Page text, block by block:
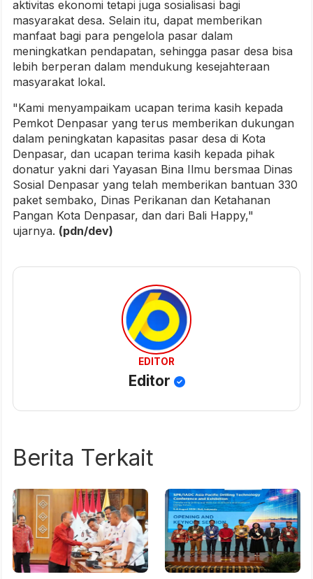
aktivitas ekonomi tetapi juga sosialisasi bagi
masyarakat desa. Selain itu, dapat memberikan
manfaat bagi para pengelola pasar dalam
meningkatkan pendapatan, sehingga pasar desa bisa
lebih berperan dalam mendukung kesejahteraan
masyarakat lokal.
"Kami menyampaikam ucapan terima kasih kepada
Pemkot Denpasar yang terus memberikan dukungan
dalam peningkatan kapasitas pasar desa di Kota
Denpasar, dan ucapan terima kasih kepada pihak
donatur yakni dari Yayasan Bina Ilmu bersmaa Dinas
Sosial Denpasar yang telah memberikan bantuan 330
paket sembako, Dinas Perikanan dan Ketahanan
Pangan Kota Denpasar, dan dari Bali Happy,"
ujarnya. (pdn/dev)
EDITOR
Editor
Berita Terkait